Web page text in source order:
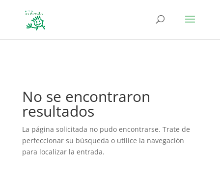
No se encontraron
resultados
La página solicitada no pudo encontrarse. Trate de
perfeccionar su búsqueda o utilice la navegación
para localizar la entrada.